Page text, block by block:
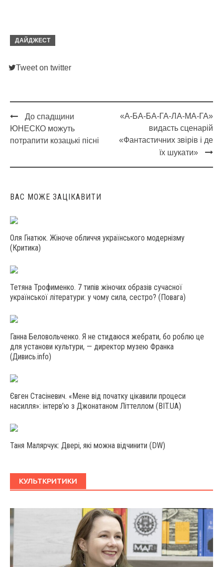
ДАЙДЖЕСТ
Tweet on twitter
Post
navigation
До спадщини
ЮНЕСКО можуть
потрапити козацькі пісні
«А-БА-БА-ГА-ЛА-МА-ГА»
видасть сценарій
«Фантастичних звірів і де
їх шукати»
ВАС МОЖЕ ЗАЦІКАВИТИ
Оля Гнатюк. Жіноче обличчя українського модернізму
(Критика)
Тетяна Трофименко. 7 типів жіночих образів сучасної
української літератури: у чому сила, сестро? (Повага)
Ганна Беловольченко. Я не стидаюся жебрати, бо роблю це
для установи культури, — директор музею Франка
(Дивись.info)
Євген Стасіневич. «Мене від початку цікавили процеси
насилля»: інтерв’ю з Джонатаном Літтеллом (BIT.UA)
Таня Малярчук: Двері, які можна відчинити (DW)
КУЛЬТКРИТИКИ